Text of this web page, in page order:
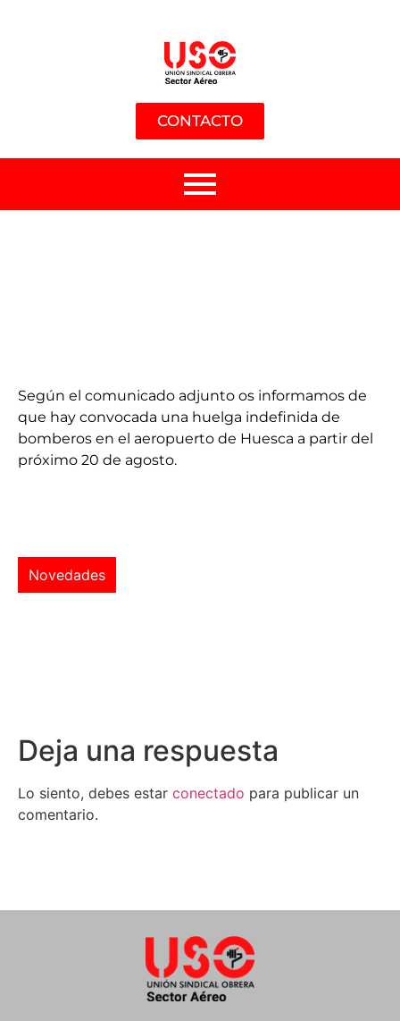
CONTACTO
Según el comunicado adjunto os informamos de
que hay convocada una huelga indefinida de
bomberos en el aeropuerto de Huesca a partir del
próximo 20 de agosto.
Novedades
Deja una respuesta
Lo siento, debes estar conectado para publicar un
comentario.